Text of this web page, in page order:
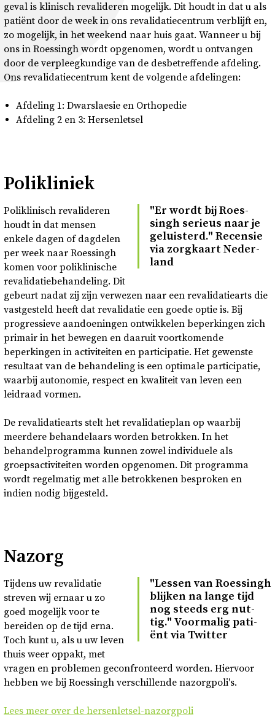
geval is klinisch revalideren mogelijk. Dit houdt in dat u als
patiënt door de week in ons revalidatiecentrum verblijft en,
zo mogelijk, in het weekend naar huis gaat. Wanneer u bij
ons in Roessingh wordt opgenomen, wordt u ontvangen
door de verpleegkundige van de desbetreffende afdeling.
Ons revalidatiecentrum kent de volgende afdelingen:
Afdeling 1: Dwarslaesie en Orthopedie
Afdeling 2 en 3: Hersenletsel
Polikliniek
"Er wordt bij Roes­
singh se­ri­eus naar je
ge­luis­terd." Re­cen­sie
via zorg­kaart Ne­der­
land
Poliklinisch revalideren
houdt in dat mensen
enkele dagen of dagdelen
per week naar Roessingh
komen voor poliklinische
revalidatiebehandeling. Dit
gebeurt nadat zij zijn verwezen naar een revalidatiearts die
vastgesteld heeft dat revalidatie een goede optie is. Bij
progressieve aandoeningen ontwikkelen beperkingen zich
primair in het bewegen en daaruit voortkomende
beperkingen in activiteiten en participatie. Het gewenste
resultaat van de behandeling is een optimale participatie,
waarbij autonomie, respect en kwaliteit van leven een
leidraad vormen.
De revalidatiearts stelt het revalidatieplan op waarbij
meerdere behandelaars worden betrokken. In het
behandelprogramma kunnen zowel individuele als
groepsactiviteiten worden opgenomen. Dit programma
wordt regelmatig met alle betrokkenen besproken en
indien nodig bijgesteld.
Nazorg
"Les­sen van Roes­singh
blij­ken na lange tijd
nog steeds erg nut­
tig." Voor­ma­lig pa­ti­
ënt via Twit­ter
Tijdens uw revalidatie
streven wij ernaar u zo
goed mogelijk voor te
bereiden op de tijd erna.
Toch kunt u, als u uw leven
thuis weer oppakt, met
vragen en problemen geconfronteerd worden. Hiervoor
hebben we bij Roessingh verschillende nazorgpoli's.
Lees meer over de hersenletsel-nazorgpoli